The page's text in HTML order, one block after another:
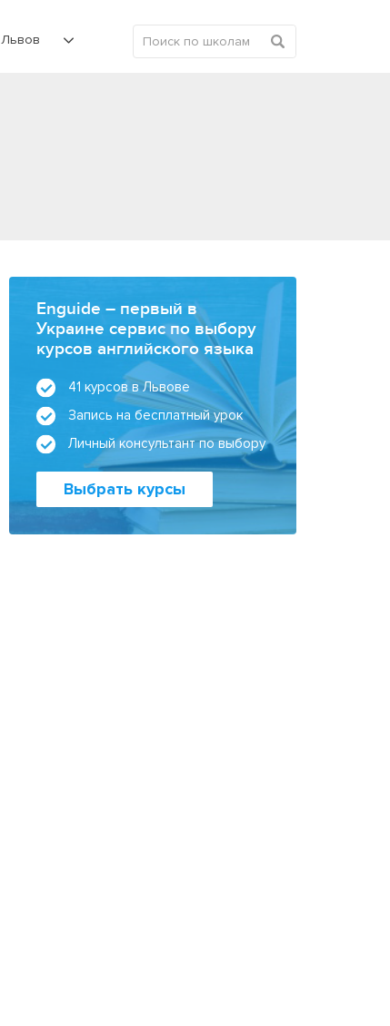
Львов
Enguide – первый в
Украине сервис по выбору
курсов английского языка
41 курсов в Львове
Запись на бесплатный урок
Личный консультант по выбору
Выбрать курсы